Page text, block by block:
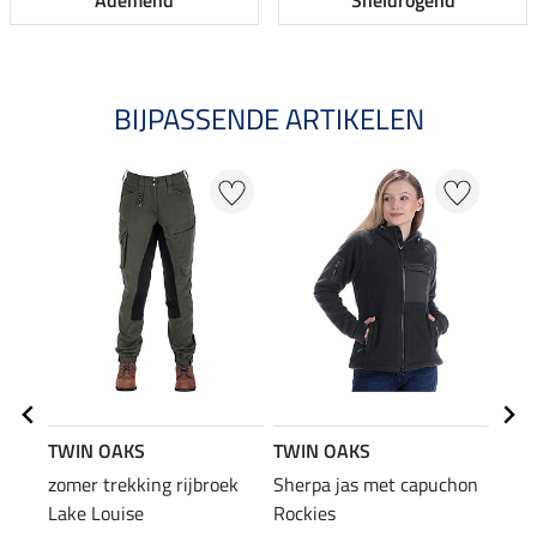
BIJPASSENDE ARTIKELEN
TWIN OAKS
zomer trekking rijbroek
Lake Louise
TWIN OAKS
Sherpa jas met capuchon
Rockies